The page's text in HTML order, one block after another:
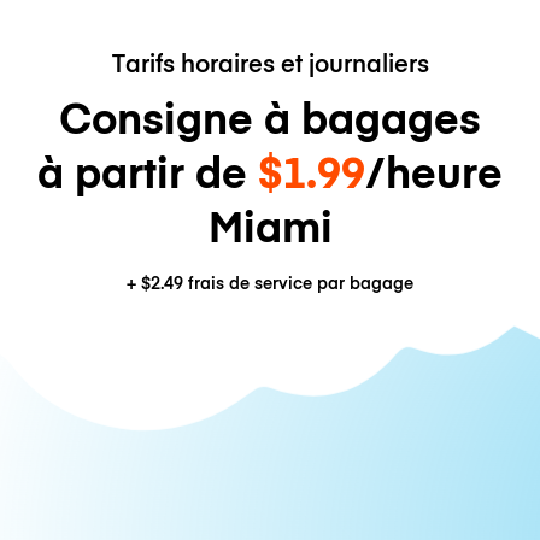
Tarifs horaires et journaliers
Consigne à bagages
à partir de $1.99/heure
Miami
+ $2.49 frais de service par bagage